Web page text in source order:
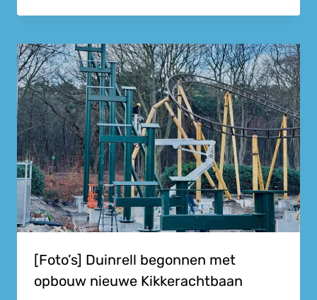
[Foto’s] Duinrell begonnen met
opbouw nieuwe Kikkerachtbaan